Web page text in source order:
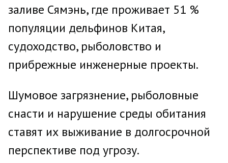
заливе Сямэнь, где проживает 51 %
популяции дельфинов Китая,
судоходство, рыболовство и
прибрежные инженерные проекты.
Шумовое загрязнение, рыболовные
снасти и нарушение среды обитания
ставят их выживание в долгосрочной
перспективе под угрозу.